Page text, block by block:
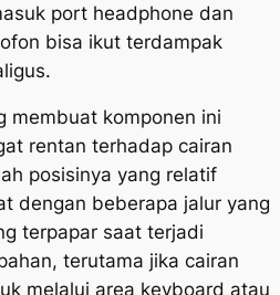
port headphone dan
bisa ikut terdampak
membuat komponen ini
rentan terhadap cairan
posisinya yang relatif
dengan beberapa jalur yang
terpapar saat terjadi
terutama jika cairan
melalui area keyboard atau